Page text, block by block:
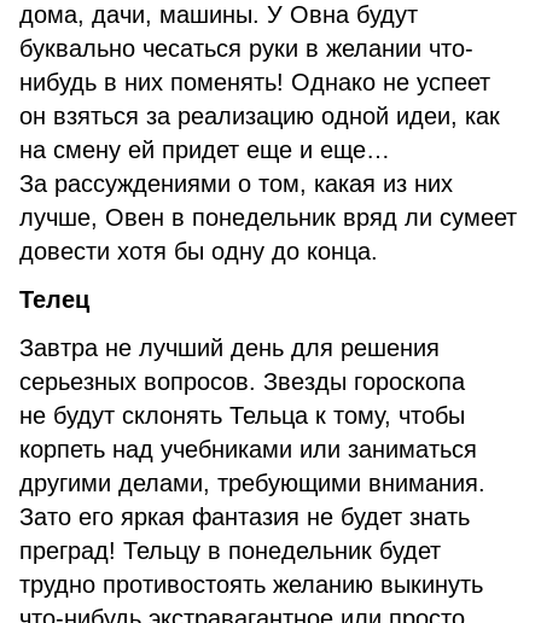
дома, дачи, машины. У Овна будут
буквально чесаться руки в желании что-
нибудь в них поменять! Однако не успеет
он взяться за реализацию одной идеи, как
на смену ей придет еще и еще…
За рассуждениями о том, какая из них
лучше, Овен в понедельник вряд ли сумеет
довести хотя бы одну до конца.
Телец
Завтра не лучший день для решения
серьезных вопросов. Звезды гороскопа
не будут склонять Тельца к тому, чтобы
корпеть над учебниками или заниматься
другими делами, требующими внимания.
Зато его яркая фантазия не будет знать
преград! Тельцу в понедельник будет
трудно противостоять желанию выкинуть